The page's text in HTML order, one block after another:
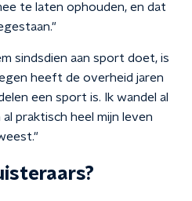
te laten ophouden, en dat
sindsdien aan sport doet, is
heeft de overheid jaren
een sport is. Ik wandel al
praktisch heel mijn leven